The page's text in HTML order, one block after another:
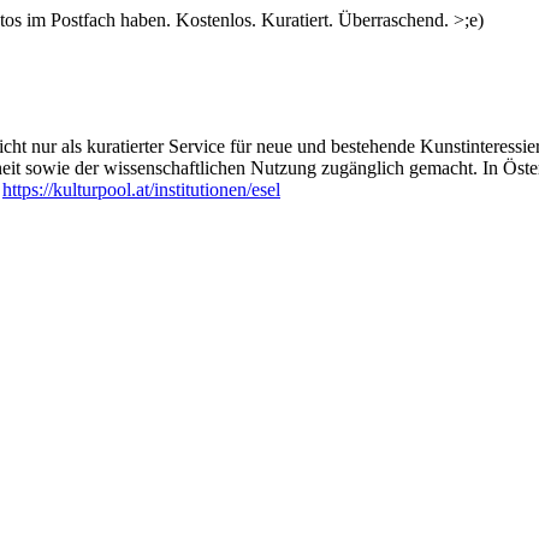
beglücken und uns als MadMax der
Zukunft zu riskieren… Das Gelände steht auf solidem Fels und man
das Weingut Martin Gamp.
im Postfach haben. Kostenlos. Kuratiert. Überraschend. >;e)
nur als kuratierter Service für neue und bestehende
sowie der wissenschaftlichen Nutzung zugänglich gemacht. In
https://kulturpool.at/institutionen/esel